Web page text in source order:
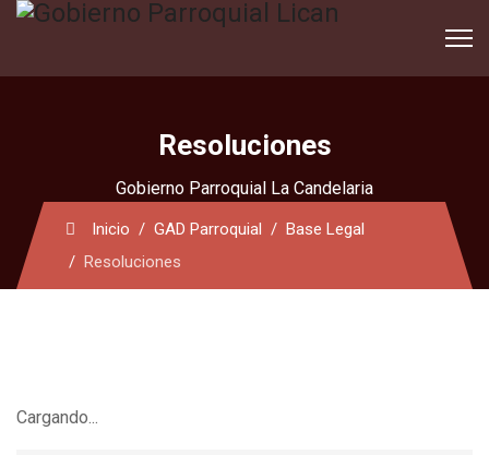
Resoluciones
Gobierno Parroquial La Candelaria
Inicio GAD Parroquial
Base Legal
Resoluciones
Cargando...